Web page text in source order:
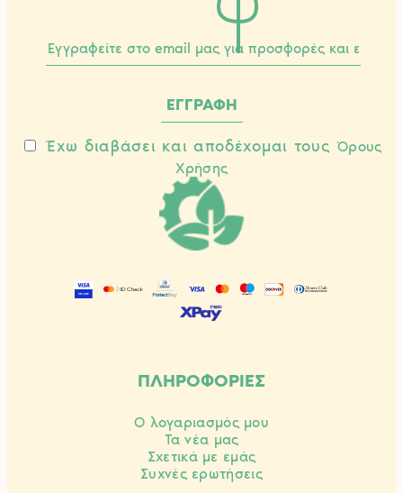
Έχω διαβάσει και αποδέχομαι τουςΌρους
Χρήσης
ΠΛΗΡΟΦΟΡΙΕΣ
Ο λογαριασμός μου
Τα νέα μας
Σχετικά με εμάς
Συχνές ερωτήσεις